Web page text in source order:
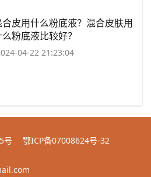
合皮用什么粉底液？混合皮肤用
粉底液比较好？
04-22 21:23:04
号 鄂ICP备07008624号-32